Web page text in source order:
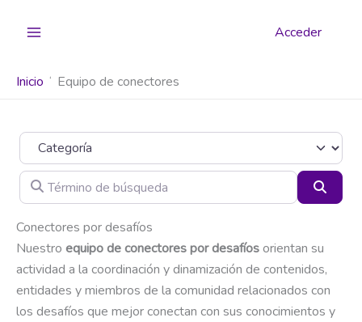
Acceder
Inicio Equipo de conectores
Categoría
Término de búsqueda
Conectores por desafíos
Nuestro equipo de conectores por desafíosorientan su
actividad a la coordinación y dinamización de contenidos,
entidades y miembros de la comunidad relacionados con
los desafíos que mejor conectan con sus conocimientos y